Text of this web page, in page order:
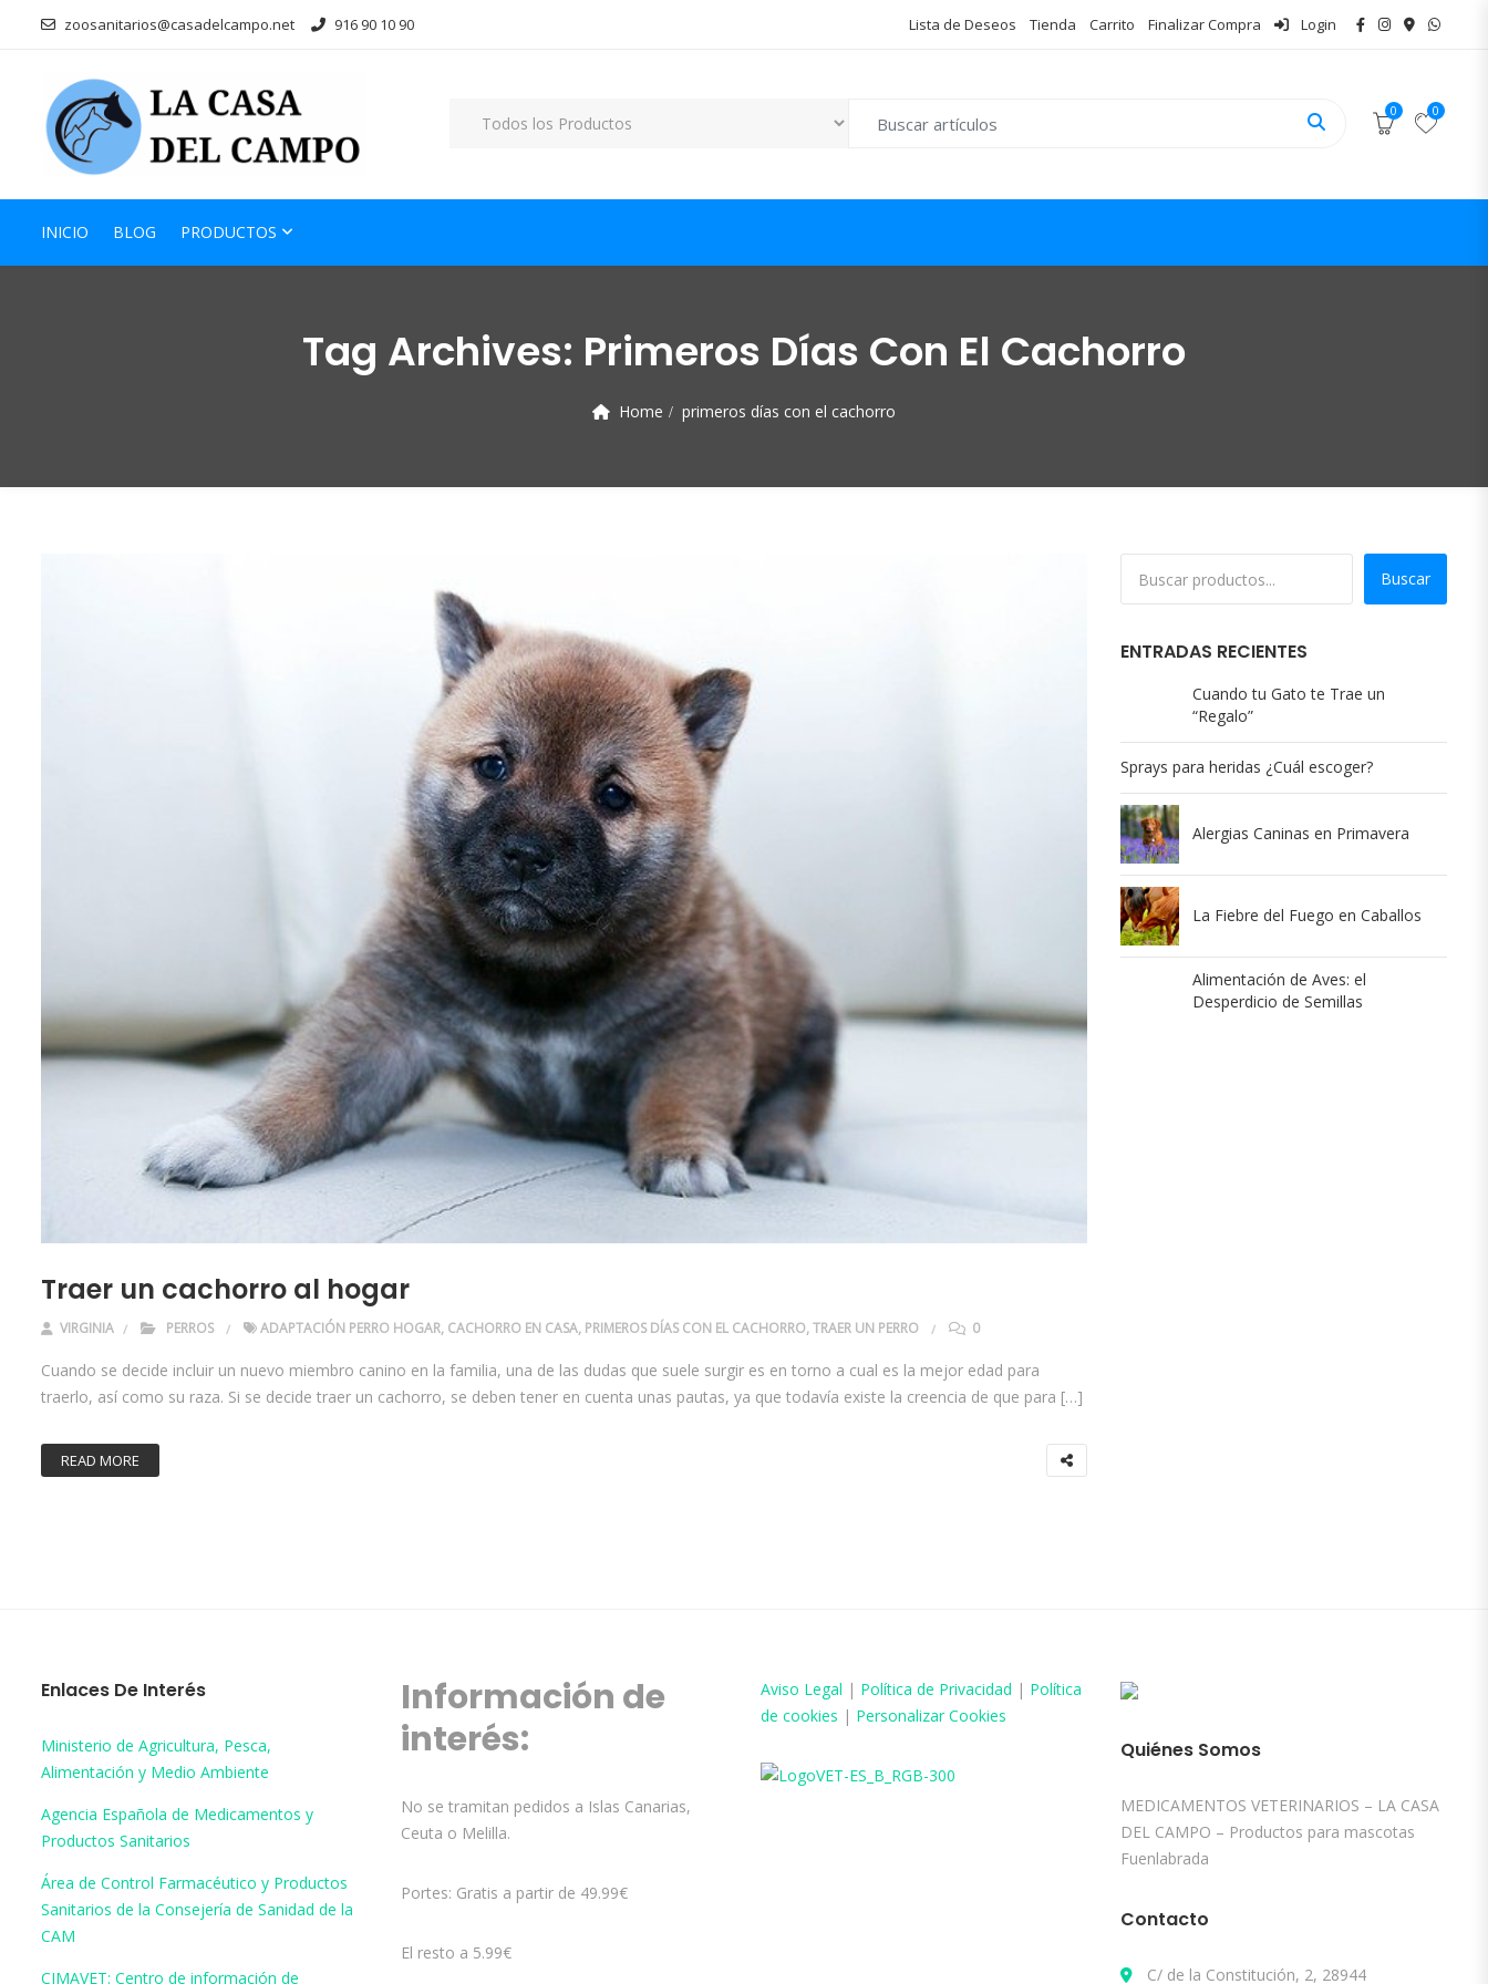
zoosanitarios@casadelcampo.net 916 90 10 90 Lista de Deseos Tienda Carrito Finalizar Compra Login
0 0
INICIO BLOG PRODUCTOS
Tag Archives: Primeros Días Con El Cachorro
Home primeros días con el cachorro
Traer un cachorro al hogar
VIRGINIA PERROS ADAPTACIÓN PERRO HOGAR, CACHORRO EN CASA, PRIMEROS DÍAS CON EL CACHORRO,TRAER UN PERRO 0
Cuando se decide incluir un nuevo miembro canino en la familia, una de las dudas que suele surgir es en torno a cual es la mejor edad para
traerlo, así como su raza. Si se decide traer un cachorro, se deben tener en cuenta unas pautas, ya que todavía existe la creencia de que para […]
READ MORE
Buscar
ENTRADAS RECIENTES
Cuando tu Gato te Trae un
“Regalo”
Sprays para heridas ¿Cuál escoger?
Alergias Caninas en Primavera
La Fiebre del Fuego en Caballos
Alimentación de Aves: el
Desperdicio de Semillas
Enlaces De Interés
Ministerio de Agricultura, Pesca,
Alimentación y Medio Ambiente
Agencia Española de Medicamentos y
Productos Sanitarios
Área de Control Farmacéutico y Productos
Sanitarios de la Consejería de Sanidad de la
CAM
CIMAVET: Centro de información de
Información de
interés:
No se tramitan pedidos a Islas Canarias,
Ceuta o Melilla.
Portes: Gratis a partir de 49.99€
El resto a 5.99€
Aviso Legal | Política de Privacidad | Política
de cookies | Personalizar Cookies
Quiénes Somos
MEDICAMENTOS VETERINARIOS – LA CASA
DEL CAMPO – Productos para mascotas
Fuenlabrada
Contacto
C/ de la Constitución, 2, 28944